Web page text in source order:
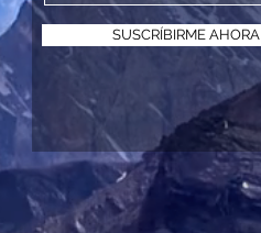
SUSCRÍBIRME AHORA